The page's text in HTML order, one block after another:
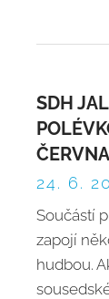
SDH
24. 6.
Součástí
zapojí
hudbou.